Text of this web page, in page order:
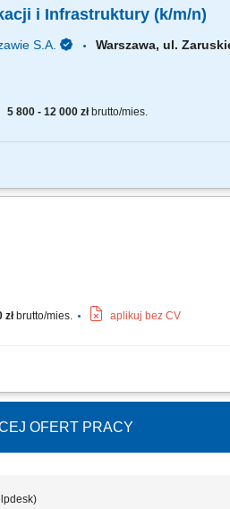
i Infrastruktury (k/m/n)
S.A. Warszawa, ul.
5 800 - 12 000 złbrutto/mies.
obsługa systemów
złbrutto/mies. aplikuj bez CV
zgłoszeń IT dotyczących sprzętu,
OFERT PRACY